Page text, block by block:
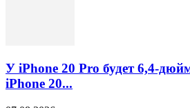
У iPhone 20 Pro будет 6,4-
iPhone 20...